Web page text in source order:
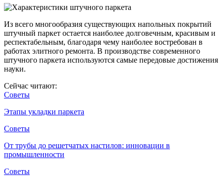
Из всего многообразия существующих напольных покрытий
штучный паркет остается наиболее долговечным, красивым и
респектабельным, благодаря чему наиболее востребован в
работах элитного ремонта. В производстве современного
штучного паркета используются самые передовые достижения
науки.
Сейчас читают:
Советы
Этапы укладки паркета
Советы
От трубы до решетчатых настилов: инновации в
промышленности
Советы